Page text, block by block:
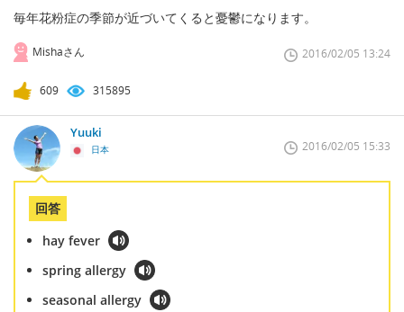
毎年花粉症の季節が近づいてくると憂鬱になります。
Mishaさん 2016/02/05 13:24
609 315895
Yuuki
日本 2016/02/05 15:33
回答
hay fever
spring allergy
seasonal allergy